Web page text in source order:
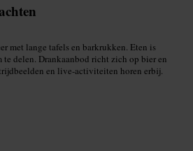
met lange tafels en barkrukken. Eten is
delen. Drankaanbod richt zich op bier en
en live-activiteiten horen erbij.